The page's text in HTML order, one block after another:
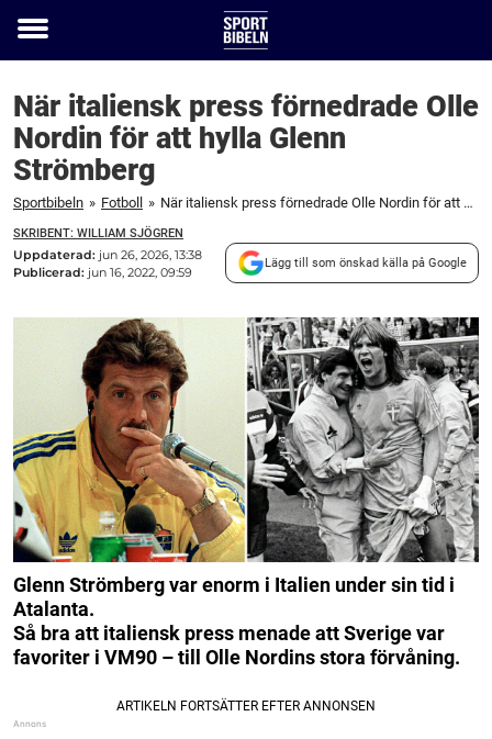
Toggle
När italiensk press förnedrade Olle
Nordin för att hylla Glenn
Strömberg
Sportbibeln » Fotboll » När italiensk press förnedrade Olle Nordin för att hylla Glenn Strömberg
SKRIBENT: WILLIAM SJÖGREN
Uppdaterad: jun 26, 2026, 13:38
Publicerad: jun 16, 2022, 09:59
Lägg till som önskad källa på Google
Glenn Strömberg var enorm i Italien under sin tid i
Atalanta.
Så bra att italiensk press menade att Sverige var
favoriter i VM90 – till Olle Nordins stora förvåning.